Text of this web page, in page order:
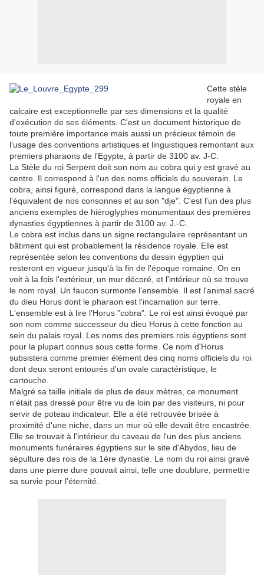
Cette stèle
royale en
calcaire est exceptionnelle par ses dimensions et la qualité
d'exécution de ses éléments. C'est un document historique de
toute première importance mais aussi un précieux témoin de
l'usage des conventions artistiques et linguistiques remontant aux
premiers pharaons de l'Egypte, à partir de 3100 av. J-C.
La Stèle du roi Serpent doit son nom au cobra qui y est gravé au
centre. Il correspond à l'un des noms officiels du souverain. Le
cobra, ainsi figuré, correspond dans la langue égyptienne à
l'équivalent de nos consonnes et au son "dje". C'est l'un des plus
anciens exemples de hiéroglyphes monumentaux des premières
dynasties égyptiennes à partir de 3100 av. J.-C.
Le cobra est inclus dans un signe rectangulaire représentant un
bâtiment qui est probablement la résidence royale. Elle est
représentée selon les conventions du dessin égyptien qui
resteront en vigueur jusqu'à la fin de l'époque romaine. On en
voit à la fois l'extérieur, un mur décoré, et l'intérieur où se trouve
le nom royal. Un faucon surmonte l'ensemble. Il est l'animal sacré
du dieu Horus dont le pharaon est l'incarnation sur terre.
L'ensemble est à lire l'Horus "cobra". Le roi est ainsi évoqué par
son nom comme successeur du dieu Horus à cette fonction au
sein du palais royal. Les noms des premiers rois égyptiens sont
pour la plupart connus sous cette forme. Ce nom d'Horus
subsistera comme premier élément des cinq noms officiels du roi
dont deux seront entourés d'un ovale caractéristique, le
cartouche.
Malgré sa taille initiale de plus de deux mètres, ce monument
n'était pas dressé pour être vu de loin par des visiteurs, ni pour
servir de poteau indicateur. Elle a été retrouvée brisée à
proximité d'une niche, dans un mur où elle devait être encastrée.
Elle se trouvait à l'intérieur du caveau de l'un des plus anciens
monuments funéraires égyptiens sur le site d'Abydos, lieu de
sépulture des rois de la 1ère dynastie. Le nom du roi ainsi gravé
dans une pierre dure pouvait ainsi, telle une doublure, permettre
sa survie pour l'éternité.